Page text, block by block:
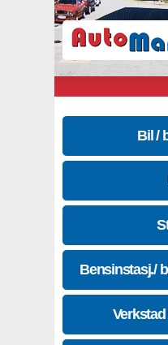
Bil /
Bensinstasj./